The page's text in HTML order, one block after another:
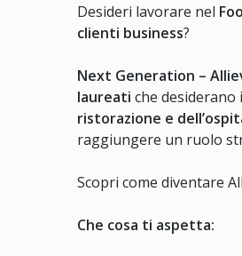
Desideri lavorare nel
clienti business?
Next Generation –
laureati che
ristorazione e
raggiungere un ruolo
Scopri come diventare
Che cosa ti aspetta: